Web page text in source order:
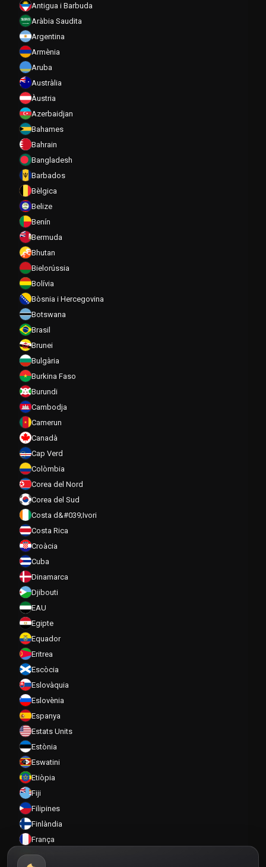
Antigua i Barbuda
Aràbia Saudita
Argentina
Armènia
Aruba
Austràlia
Àustria
Azerbaidjan
Bahames
Bahrain
Bangladesh
Barbados
Bèlgica
Belize
Benín
Bermuda
Bhutan
Bielorússia
Bolívia
Bòsnia i Hercegovina
Botswana
Brasil
Brunei
Bulgària
Burkina Faso
Burundi
Cambodja
Camerun
Canadà
Cap Verd
Colòmbia
Corea del Nord
Corea del Sud
Costa d&#039;Ivori
Costa Rica
Croàcia
Cuba
Dinamarca
Djibouti
EAU
Egipte
Equador
Eritrea
Escòcia
Eslovàquia
Eslovènia
Espanya
Estats Units
Estònia
Eswatini
Etiòpia
Fiji
Filipines
Finlàndia
França
Gabon